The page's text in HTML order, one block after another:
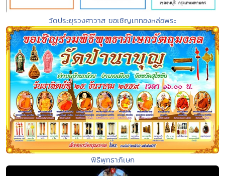
วัดประยุรวงศาวาส ขอเชิญเททองหล่อพระ
พิธีพุทธาภิเษก